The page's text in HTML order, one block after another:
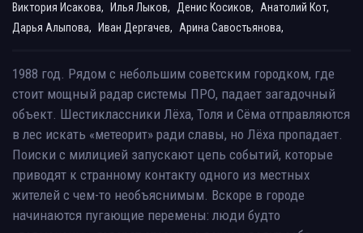
Виктория Исакова,
Илья Лыков, Денис Косиков,
Анатолий Кот,
Дарья Алыпова,
Иван Дергачев, Арина Савостьянова,
1988 год. Рядом с небольшим советским городком, где
стоит мощный радар системы ПРО, падает загадочный
объект. Шестиклассники Лёха, Толя и Сёма отправляются
в лес искать «метеорит» ради славы, но Лёха пропадает.
Поиски с милицией запускают цепь событий, которые
приводят к странному контакту одного из местных
жителей с чем-то необъяснимым. Вскоре в городе
начинаются пугающие перемены: люди будто